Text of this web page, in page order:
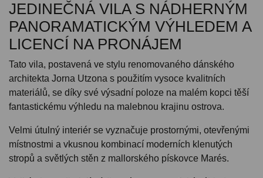
JEDINEČNÁ VILA S NÁDHERNÝM
PANORAMATICKÝM VÝHLEDEM A
LICENCÍ NA PRONÁJEM
Tato vila, postavená ve stylu renomovaného dánského
architekta Jorna Utzona s použitím vysoce kvalitních
materiálů, se díky své výsadní poloze na malém kopci těší
fantastickému výhledu na malebnou krajinu ostrova.
Velmi útulný interiér se vyznačuje prostornými, otevřenými
místnostmi a vkusnou kombinací moderních klenutých
stropů a světlých stěn z mallorského pískovce Marés.